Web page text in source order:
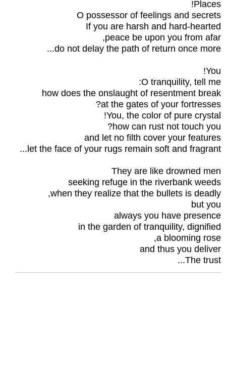
Places!
O possessor of feelings and secrets
If you are harsh and hard-hearted
peace be upon you from afar,
do not delay the path of return once more...
You!
O tranquility, tell me:
how does the onslaught of resentment break
at the gates of your fortresses?
You, the color of pure crystal!
how can rust not touch you?
and let no filth cover your features
let the face of your rugs remain soft and fragrant...
They are like drowned men
seeking refuge in the riverbank weeds
when they realize that the bullets is deadly,
but you
always you have presence
in the garden of tranquility, dignified
a blooming rose,
and thus you deliver
The trust...